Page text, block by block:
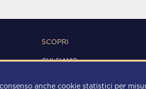
SCOPRI
CHI SIAMO
anche cookie statistici per